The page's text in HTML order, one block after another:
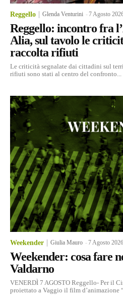
Reggello Glenda Venturini -7 Agosto
Reggello: incontro fra
Alia, sul tavolo le
raccolta rifiuti
Le criticità segnalate dai cittadini sul
rifiuti sono stati al centro del confronto...
Weekender Giulia Mauro -7 Agosto 2026
Weekender: cosa fare
Valdarno
VENERDÌ 7 AGOSTO Reggello- Per il
proiettato a Vaggio il film d’animazione